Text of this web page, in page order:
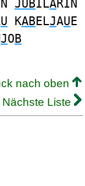
JUBILARIN
U KABELJAUE
JOB
nach oben
Nächste Liste